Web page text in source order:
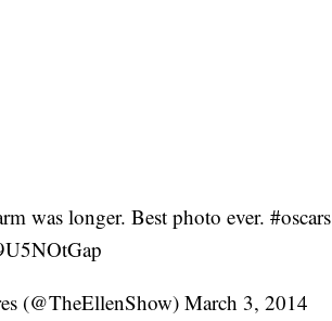
was longer. Best photo ever. #oscars
(@TheEllenShow)March 3, 2014